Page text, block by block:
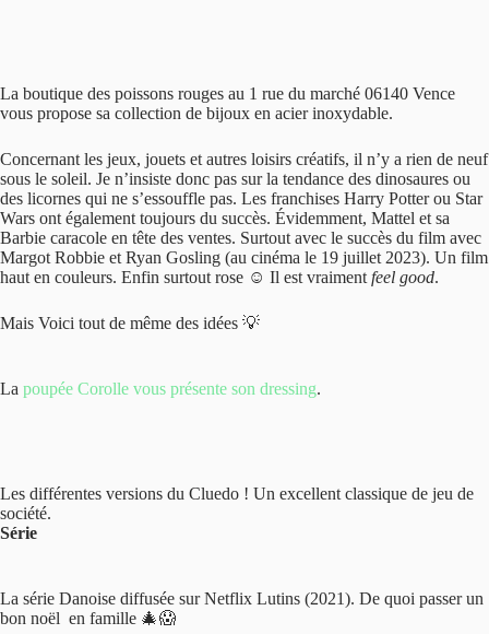
La boutique des poissons rouges au 1 rue du marché 06140 Vence
vous propose sa collection de bijoux en acier inoxydable.
Concernant les jeux, jouets et autres loisirs créatifs, il n’y a rien de neuf
sous le soleil. Je n’insiste donc pas sur la tendance des dinosaures ou
des licornes qui ne s’essouffle pas. Les franchises Harry Potter ou Star
Wars ont également toujours du succès. Évidemment, Mattel et sa
Barbie caracole en tête des ventes. Surtout avec le succès du film avec
Margot Robbie et Ryan Gosling (au cinéma le 19 juillet 2023). Un film
haut en couleurs. Enfin surtout rose ☺️ Il est vraimentfeel good.
Mais Voici tout de même des idées 💡
La poupée Corolle vous présente son dressing.
Les différentes versions du Cluedo ! Un excellent classique de jeu de
société.
Série
La série Danoise diffusée sur Netflix Lutins (2021). De quoi passer un
bon noël en famille 🎄😱